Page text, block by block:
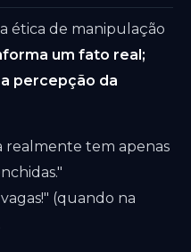
ética de manipulação
um fato real;
percepção da
realmente tem apenas
(quando na